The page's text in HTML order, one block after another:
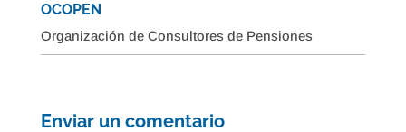
OCOPEN
Organización de Consultores de Pensiones
Enviar un comentario